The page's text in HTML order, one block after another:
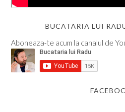
BUCATARIA LUI
Aboneaza-te acum la canalul de